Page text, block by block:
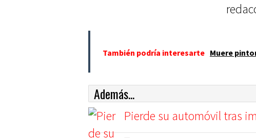
También podría interesarte Muere
Además...
Pierde su automóvil tras